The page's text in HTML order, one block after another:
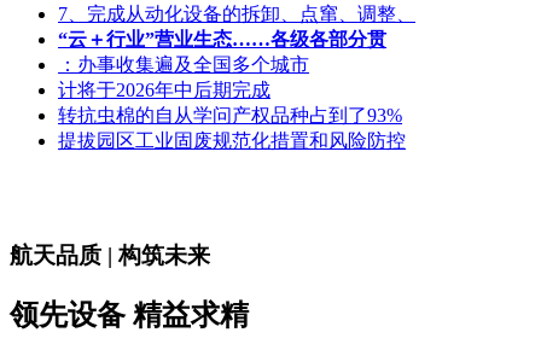
7、完成从动化设备的拆卸、点窜、调整、
“云＋行业”营业生态……各级各部分贯
：办事收集遍及全国多个城市
计将于2026年中后期完成
转抗虫棉的自从学问产权品种占到了93%
提拔园区工业固废规范化措置和风险防控
航天品质 | 构筑未来
领先设备 精益求精